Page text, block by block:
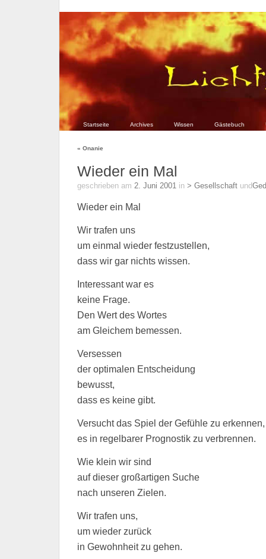
Startseite Archives Wissen Gästebuch
« Onanie
Wieder ein Mal
geschrieben am 2. Juni 2001 in > Gesellschaft und
Wieder ein Mal
Wir trafen uns
um einmal wieder festzustellen,
dass wir gar nichts wissen.
Interessant war es
keine Frage.
Den Wert des Wortes
am Gleichem bemessen.
Versessen
der optimalen Entscheidung
bewusst,
dass es keine gibt.
Versucht das Spiel der Gefühle zu erkennen,
es in regelbarer Prognostik zu verbrennen.
Wie klein wir sind
auf dieser großartigen Suche
nach unseren Zielen.
Wir trafen uns,
um wieder zurück
in Gewohnheit zu gehen.